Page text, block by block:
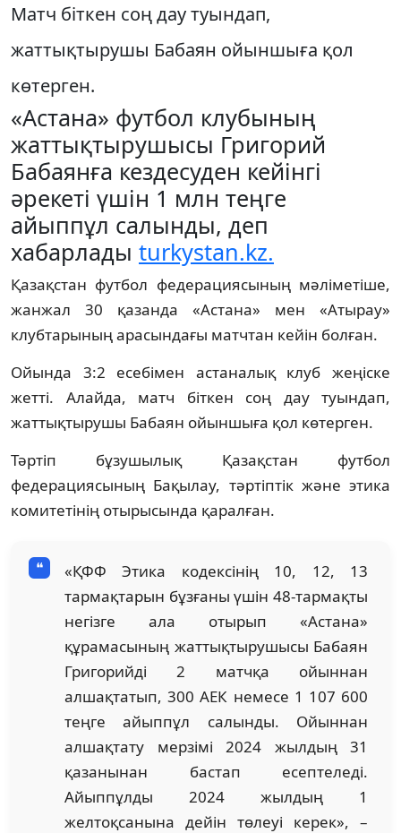
Матч біткен соң дау туындап,
жаттықтырушы Бабаян ойыншыға қол
көтерген.
«Астана» футбол клубының
жаттықтырушысы Григорий
Бабаянға кездесуден кейінгі
әрекеті үшін 1 млн теңге
айыппұл салынды, деп
хабарлады turkystan.kz.
Қазақстан футбол федерациясының мәліметіше,
жанжал 30 қазанда «Астана» мен «Атырау»
клубтарының арасындағы матчтан кейін болған.
Ойында 3:2 есебімен астаналық клуб жеңіске
жетті. Алайда, матч біткен соң дау туындап,
жаттықтырушы Бабаян ойыншыға қол көтерген.
Тәртіп бұзушылық Қазақстан футбол
федерациясының Бақылау, тәртіптік және этика
комитетінің отырысында қаралған.
«ҚФФ Этика кодексінің 10, 12, 13
тармақтарын бұзғаны үшін 48-тармақты
негізге ала отырып «Астана»
құрамасының жаттықтырушысы Бабаян
Григорийді 2 матчқа ойыннан
алшақтатып, 300 АЕК немесе 1 107 600
теңге айыппұл салынды. Ойыннан
алшақтату мерзімі 2024 жылдың 31
қазанынан бастап есептеледі.
Айыппұлды 2024 жылдың 1
желтоқсанына дейін төлеуі керек», –